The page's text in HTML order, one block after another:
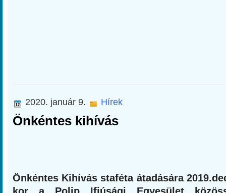
2020. január 9. Hírek
Önkéntes kihívás
Önkéntes Kihívás staféta átadására